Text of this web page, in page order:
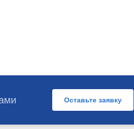
Оставьте заявку